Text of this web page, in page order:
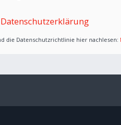
die Datenschutzrichtlinie hier nachlesen: